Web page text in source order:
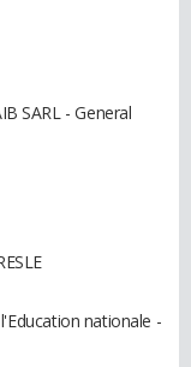
SARL - General
nationale -